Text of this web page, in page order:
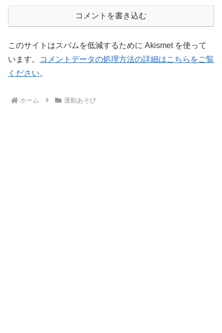
コメントを書き込む
このサイトはスパムを低減するために Akismet を使って
います。
コメントデータの処理方法の詳細はこちらをご覧
ください。
ホーム 運動あそび